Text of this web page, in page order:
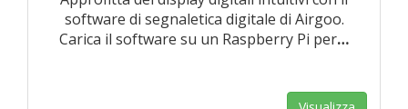
software di segnaletica digitale di Airgoo.
Carica il software su un Raspberry Pi per…